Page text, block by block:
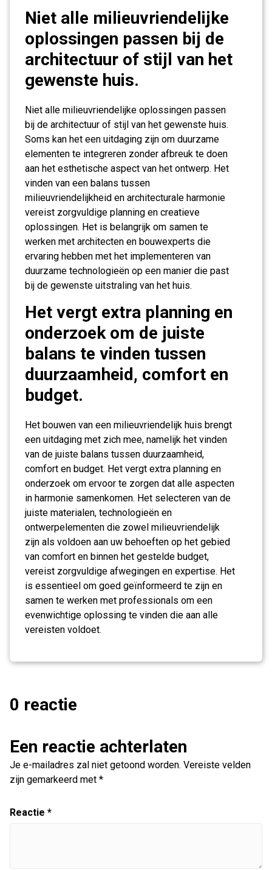
Niet alle milieuvriendelijke
oplossingen passen bij de
architectuur of stijl van het
gewenste huis.
Niet alle milieuvriendelijke oplossingen passen
bij de architectuur of stijl van het gewenste huis.
Soms kan het een uitdaging zijn om duurzame
elementen te integreren zonder afbreuk te doen
aan het esthetische aspect van het ontwerp. Het
vinden van een balans tussen
milieuvriendelijkheid en architecturale harmonie
vereist zorgvuldige planning en creatieve
oplossingen. Het is belangrijk om samen te
werken met architecten en bouwexperts die
ervaring hebben met het implementeren van
duurzame technologieën op een manier die past
bij de gewenste uitstraling van het huis.
Het vergt extra planning en
onderzoek om de juiste
balans te vinden tussen
duurzaamheid, comfort en
budget.
Het bouwen van een milieuvriendelijk huis brengt
een uitdaging met zich mee, namelijk het vinden
van de juiste balans tussen duurzaamheid,
comfort en budget. Het vergt extra planning en
onderzoek om ervoor te zorgen dat alle aspecten
in harmonie samenkomen. Het selecteren van de
juiste materialen, technologieën en
ontwerpelementen die zowel milieuvriendelijk
zijn als voldoen aan uw behoeften op het gebied
van comfort en binnen het gestelde budget,
vereist zorgvuldige afwegingen en expertise. Het
is essentieel om goed geïnformeerd te zijn en
samen te werken met professionals om een
evenwichtige oplossing te vinden die aan alle
vereisten voldoet.
0 reactie
Een reactie achterlaten
Je e-mailadres zal niet getoond worden. Vereiste velden
zijn gemarkeerd met *
Reactie *